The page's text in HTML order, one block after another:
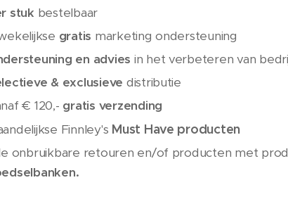
stuk bestelbaar
gratis marketing ondersteuning
en advies in het verbeteren van
& exclusieve distributie
€ 120,- gratis verzending
Finnley's Must Have producten
onbruikbare retouren en/of producten met